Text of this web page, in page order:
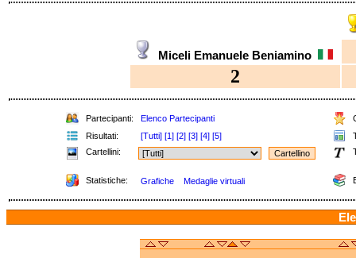
Miceli Emanuele Beniamino
2
Partecipanti: Elenco Partecipanti
Risultati:
[Tutti] [1] [2] [3] [4] [5]
Cartellini:
Statistiche: Grafiche Medaglie virtuali